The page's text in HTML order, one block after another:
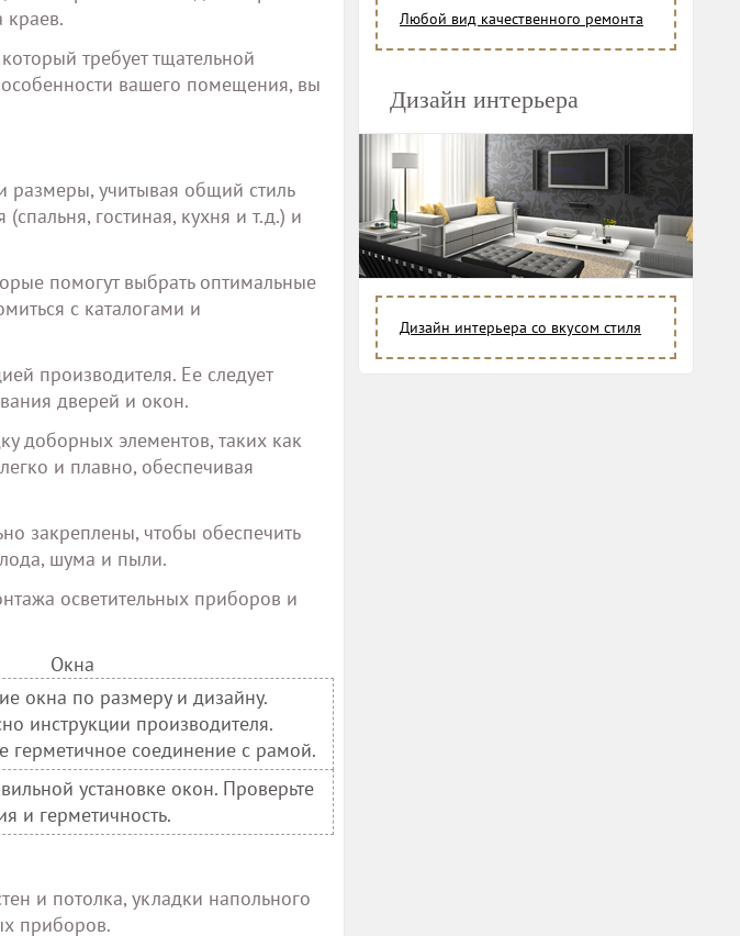
краев.
требует тщательной
вашего помещения, вы
учитывая общий стиль
гостиная, кухня и т.д.) и
помогут выбрать оптимальные
с каталогами и
производителя. Ее следует
дверей и окон.
доборных элементов, таких как
и плавно, обеспечивая
закреплены, чтобы обеспечить
шума и пыли.
осветительных приборов и
Окна
окна по размеру и дизайну.
инструкции производителя.
герметичное соединение с рамой.
установке окон. Проверьте
и герметичность.
и потолка, укладки напольного
приборов.
Любой вид качественного ремонта
Дизайн интерьера
Дизайн интерьера со вкусом стиля